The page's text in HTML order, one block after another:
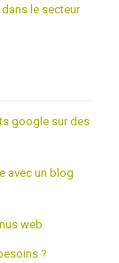
le secteur
google sur des
avec un blog
web
?